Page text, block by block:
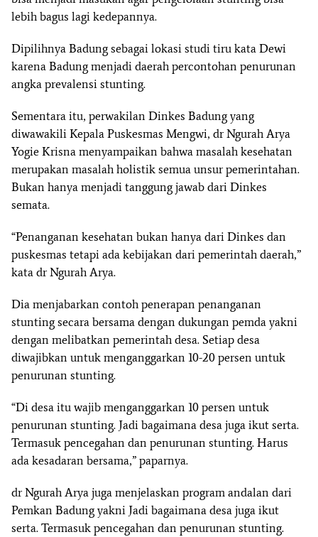
lebih bagus lagi kedepannya.
Dipilihnya Badung sebagai lokasi studi tiru kata Dewi
karena Badung menjadi daerah percontohan penurunan
angka prevalensi stunting.
Sementara itu, perwakilan Dinkes Badung yang
diwawakili Kepala Puskesmas Mengwi, dr Ngurah Arya
Yogie Krisna menyampaikan bahwa masalah kesehatan
merupakan masalah holistik semua unsur pemerintahan.
Bukan hanya menjadi tanggung jawab dari Dinkes
semata.
“Penanganan kesehatan bukan hanya dari Dinkes dan
puskesmas tetapi ada kebijakan dari pemerintah daerah,”
kata dr Ngurah Arya.
Dia menjabarkan contoh penerapan penanganan
stunting secara bersama dengan dukungan pemda yakni
dengan melibatkan pemerintah desa. Setiap desa
diwajibkan untuk menganggarkan 10-20 persen untuk
penurunan stunting.
“Di desa itu wajib menganggarkan 10 persen untuk
penurunan stunting. Jadi bagaimana desa juga ikut serta.
Termasuk pencegahan dan penurunan stunting. Harus
ada kesadaran bersama,” paparnya.
dr Ngurah Arya juga menjelaskan program andalan dari
Pemkan Badung yakni Jadi bagaimana desa juga ikut
serta. Termasuk pencegahan dan penurunan stunting.